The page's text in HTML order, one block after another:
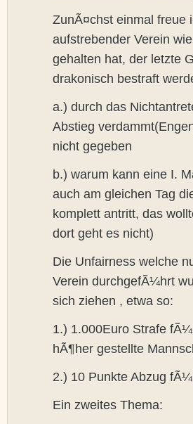
ZunÃ¤chst einmal freue
aufstrebender Verein
gehalten hat, der letzte
drakonisch bestraft
a.) durch das
Abstieg
nicht gegeben
b.) warum kann eine I.
auch am gleichen Tag
komplett antritt, das
dort geht es nicht)
Die Unfairness welche
Verein durchgefÃ¼hrt
sich ziehen , etwa so:
1.) 1.000Euro Strafe
hÃ¶her gestellte
2.) 10 Punkte Abzug
Ein zweites Thema: